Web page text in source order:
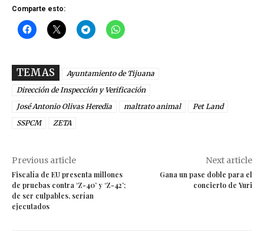
Comparte esto:
TEMAS
Ayuntamiento de Tijuana
Dirección de Inspección y Verificación
José Antonio Olivas Heredia
maltrato animal
Pet Land
SSPCM
ZETA
Previous article
Fiscalía de EU presenta millones
de pruebas contra ‘Z-40’ y ‘Z-42’;
de ser culpables, serían
ejecutados
Next article
Gana un pase doble para el
concierto de Yuri